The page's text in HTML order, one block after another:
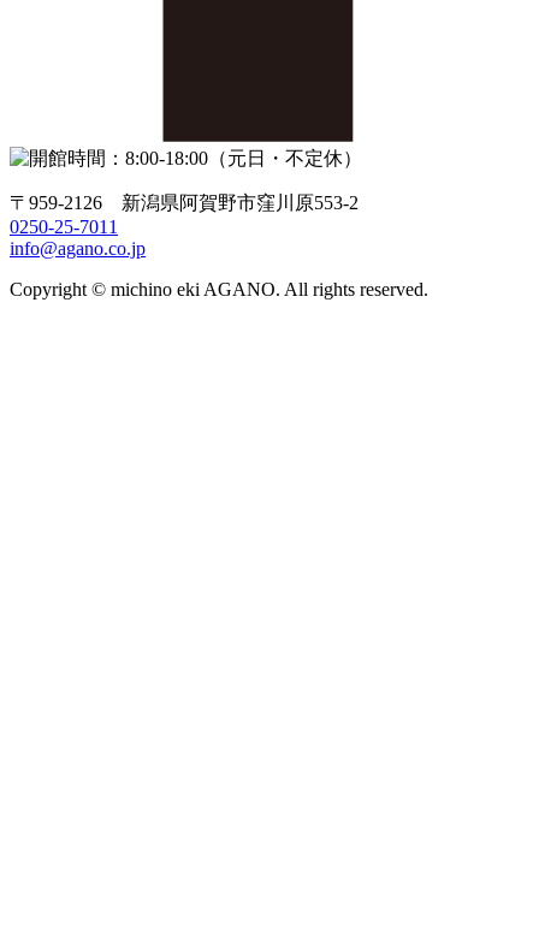
〒959-2126 新潟県阿賀野市窪川原553-2
0250-25-7011
info@agano.co.jp
Copyright © michino eki AGANO. All rights reserved.